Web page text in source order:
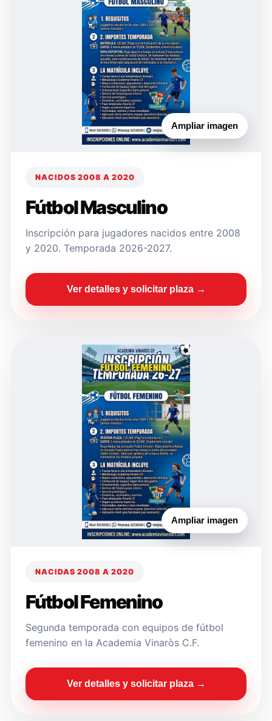
Ampliar imagen
NACIDOS 2008 A 2020
Fútbol Masculino
Inscripción para jugadores nacidos entre 2008
y 2020. Temporada 2026-2027.
Ver detalles y solicitar plaza →
Ampliar imagen
NACIDAS 2008 A 2020
Fútbol Femenino
Segunda temporada con equipos de fútbol
femenino en la Academia Vinaròs C.F.
Ver detalles y solicitar plaza →